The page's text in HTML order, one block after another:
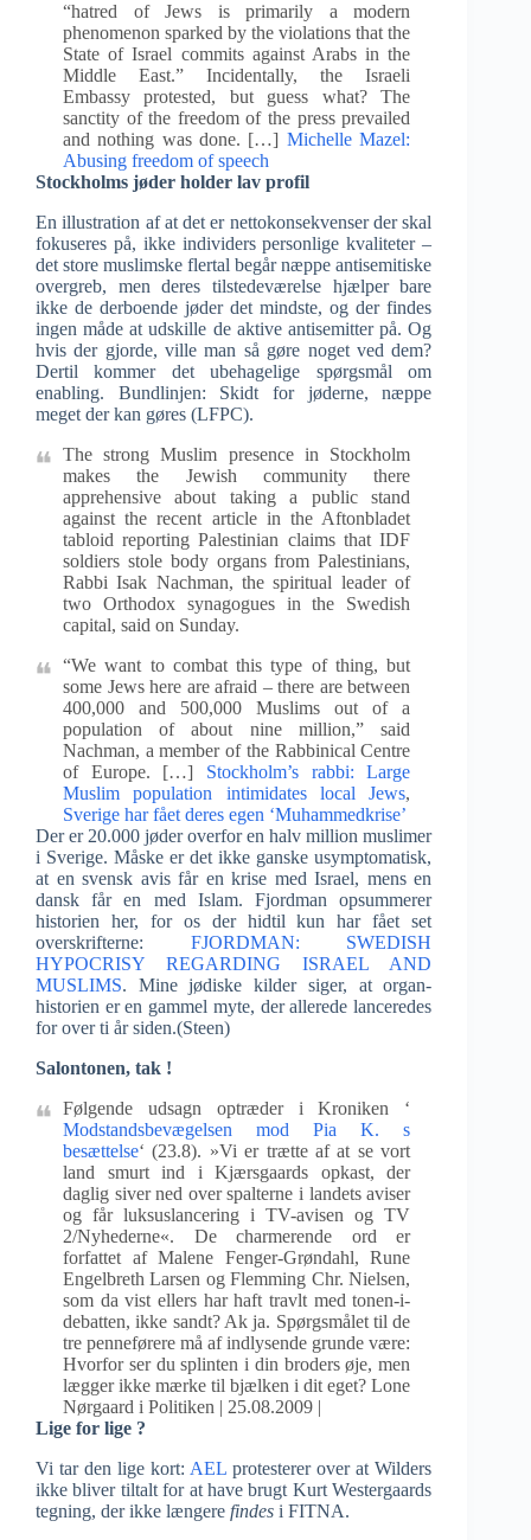
“hatred of Jews is primarily a modern
phenomenon sparked by the violations that the
State of Israel commits against Arabs in the
Middle East.” Incidentally, the Israeli
Embassy protested, but guess what? The
sanctity of the freedom of the press prevailed
and nothing was done. […] Michelle Mazel:
Abusing freedom of speech
Stockholms jøder holder lav profil
En illustration af at det er nettokonsekvenser der skal
fokuseres på, ikke individers personlige kvaliteter –
det store muslimske flertal begår næppe antisemitiske
overgreb, men deres tilstedeværelse hjælper bare
ikke de derboende jøder det mindste, og der findes
ingen måde at udskille de aktive antisemitter på. Og
hvis der gjorde, ville man så gøre noget ved dem?
Dertil kommer det ubehagelige spørgsmål om
enabling. Bundlinjen: Skidt for jøderne, næppe
meget der kan gøres (LFPC).
The strong Muslim presence in Stockholm
makes the Jewish community there
apprehensive about taking a public stand
against the recent article in the Aftonbladet
tabloid reporting Palestinian claims that IDF
soldiers stole body organs from Palestinians,
Rabbi Isak Nachman, the spiritual leader of
two Orthodox synagogues in the Swedish
capital, said on Sunday.
“We want to combat this type of thing, but
some Jews here are afraid – there are between
400,000 and 500,000 Muslims out of a
population of about nine million,” said
Nachman, a member of the Rabbinical Centre
of Europe. […] Stockholm’s rabbi: Large
Muslim population intimidates local Jews,
Sverige har fået deres egen ‘Muhammedkrise’
Der er 20.000 jøder overfor en halv million muslimer
i Sverige. Måske er det ikke ganske usymptomatisk,
at en svensk avis får en krise med Israel, mens en
dansk får en med Islam. Fjordman opsummerer
historien her, for os der hidtil kun har fået set
overskrifterne: FJORDMAN: SWEDISH
HYPOCRISY REGARDING ISRAEL AND
MUSLIMS. Mine jødiske kilder siger, at organ-
historien er en gammel myte, der allerede lanceredes
for over ti år siden.(Steen)
Salontonen, tak !
Følgende udsagn optræder i Kroniken ‘
Modstandsbevægelsen mod Pia K. s
besættelse‘ (23.8). »Vi er trætte af at se vort
land smurt ind i Kjærsgaards opkast, der
daglig siver ned over spalterne i landets aviser
og får luksuslancering i TV-avisen og TV
2/Nyhederne«. De charmerende ord er
forfattet af Malene Fenger-Grøndahl, Rune
Engelbreth Larsen og Flemming Chr. Nielsen,
som da vist ellers har haft travlt med tonen-i-
debatten, ikke sandt? Ak ja. Spørgsmålet til de
tre penneførere må af indlysende grunde være:
Hvorfor ser du splinten i din broders øje, men
lægger ikke mærke til bjælken i dit eget? Lone
Nørgaard i Politiken | 25.08.2009 |
Lige for lige ?
Vi tar den lige kort: AEL protesterer over at Wilders
ikke bliver tiltalt for at have brugt Kurt Westergaards
tegning, der ikke længere findes i FITNA.